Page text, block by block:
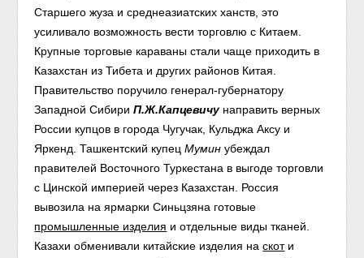
Старшего жуза и среднеазиатских ханств, это
усиливало возможность вести торговлю с Китаем.
Крупные торговые караваны стали чаще приходить в
Казахстан из Тибета и других районов Китая.
Правительство поручило генерал-губернатору
Западной СибириП.Ж.Капцевичунаправить верных
России купцов в города Чугучак, Кульджа Аксу и
Яркенд. Ташкентский купецМуминубеждал
правителей Восточного Туркестана в выгоде торговли
с Цинской империей через Казахстан. Россия
вывозила на ярмарки Синьцзяна готовые
промышленные изделия и отдельные виды тканей.
Казахи обменивали китайские изделия наскоти